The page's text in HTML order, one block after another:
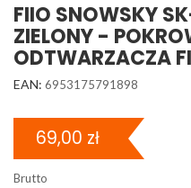
FIIO SNOWSKY
ZIELONY -
ODTWARZACZA
EAN: 6953175791898
69,00 zł
Brutto